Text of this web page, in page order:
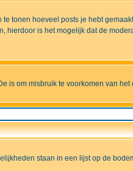
tonen hoeveel posts je hebt
is het mogelijk dat de
is om misbruik te voorkomen van
staan in een lijst op de